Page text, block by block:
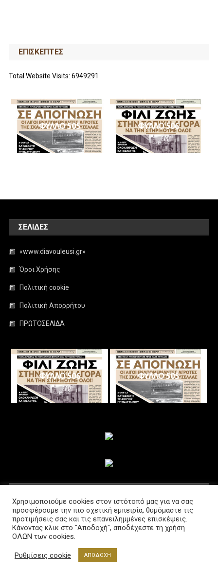
ΕΠΙΣΚΕΠΤΕΣ
Total Website Visits: 6949291
ΦΥΛΛΟ 505 ΦΥΛΛΟ 506
ΣΕΛΊΔΕΣ
«www.diavouleusi.gr»
Όροι Χρήσης
Πολιτική cookie
Πολιτική Απορρήτου
ΠΡΩΤΟΣΕΛΙΔΑ
ΦΥΛΛΟ 506 ΦΥΛΛΟ 505
Διαβούλευση @2021 Powered by www.lab-net.gr
Χρησιμοποιούμε cookies στον ιστότοπό μας για να σας
προσφέρουμε την πιο σχετική εμπειρία, θυμόμαστε τις
προτιμήσεις σας και τις επανειλημμένες επισκέψεις.
Κάνοντας κλικ στο "Αποδοχή", αποδέχεστε τη χρήση
ΟΛΩΝ των cookies.
Ρυθμίσεις cookie ΑΠΟΔΟΧΗ